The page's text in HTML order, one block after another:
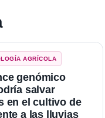
AGRÍCOLA
genómico
salvar
en el cultivo de
a las lluvias